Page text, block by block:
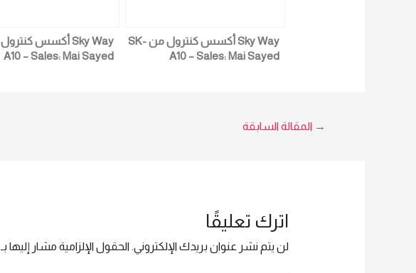
Sky Way أكسس كنترول من SK-
A10 – Sales: Mai Sayed
A10 – Sales: Mai Sayed
تصفّح
→ المقالة السابقة
اترك تعليقًا
لن يتم نشر عنوان بريدك الإلكتروني. الحقول الإلزامية مشار إليها بـ